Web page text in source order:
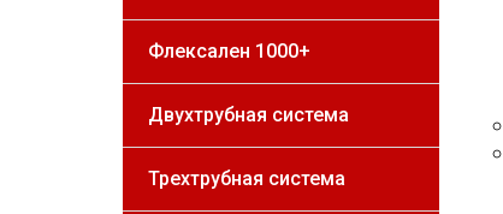
Флексален 1000+
Двухтрубная система
Трехтрубная система